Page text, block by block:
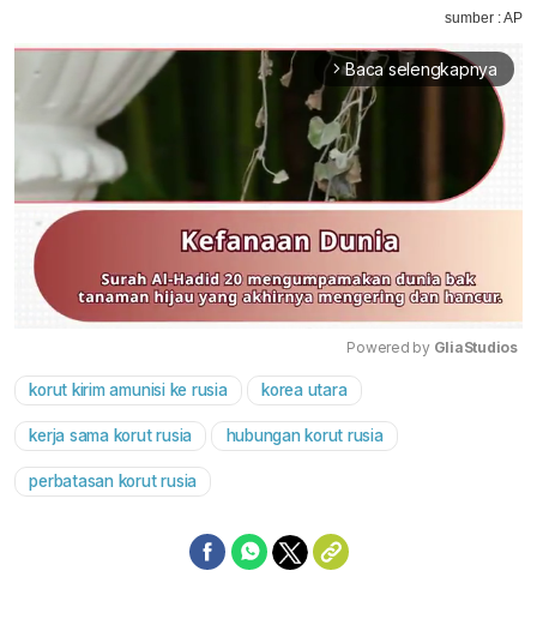
sumber : AP
arrow_forward_ios Baca selengkapnya
Powered by GliaStudios
korut kirim amunisi ke rusia korea utara
kerja sama korut rusia hubungan korut rusia
perbatasan korut rusia